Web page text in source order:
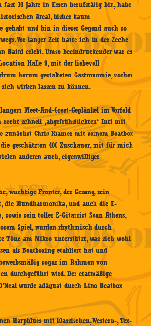
fast 30 Jahre in Essen berufstätig bin, habe
Areal, bisher kaum
gehabt und bin in dieser Gegend auch so
Vor langer Zeit hatte ich in der Zeche
Baird erlebt. Umso beeindruckender war es
Halle 9, mit der liebevoll
herum gestalteten Gastronomie, vorher
sich wirken lassen zu können.
Meet-And-Greet-Geplänkel im Vorfeld
recht schnell ‚abgefrühstückten‘ Inti mit
zunächst Chris Kramer mit seinem Beatbox
die geschätzten 400 Zuschauer, mit für mich
anderen auch, eigenwilliger
wuchtige Fronter, der Gesang, sein
die Mundharmonika, und auch die E-
sowie sein toller E-Gitarrist Sean Athens,
Spiel, wurden rhythmisch durch
Töne am Mikro unterstützt, was sich wohl
als Beatboxing etabliert hat und
sogar im Rahmen von
durchgeführt wird. Der etatmäßige
wurde adäquat durch Lino Beatbox
Harpblues mit klassischen, Western-, Tex-